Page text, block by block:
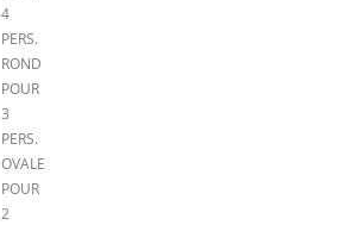
4
PERS.
ROND
POUR
3
PERS.
OVALE
POUR
2